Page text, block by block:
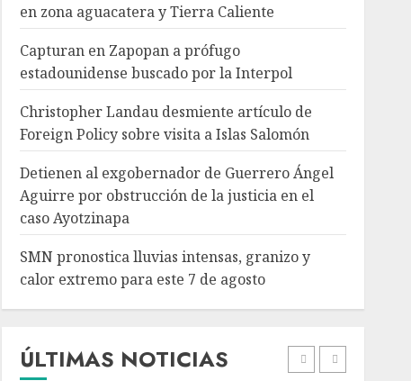
en zona aguacatera y Tierra Caliente
Capturan en Zapopan a prófugo
estadounidense buscado por la Interpol
Christopher Landau desmiente artículo de
Foreign Policy sobre visita a Islas Salomón
Detienen al exgobernador de Guerrero Ángel
Aguirre por obstrucción de la justicia en el
caso Ayotzinapa
SMN pronostica lluvias intensas, granizo y
calor extremo para este 7 de agosto
ÚLTIMAS NOTICIAS
4
Detienen al
exgobernador de
Guerrero Ángel Aguirre
por obstrucción de la
justicia en el caso
Ayotzinapa
AGOSTO 7, 2026
5
Nacional
SMN pronostica lluvias
intensas, granizo y calor
extremo para este 7 de
AGOSTO 7, 2026
1
Nacional
Michoacán intensifica
combate a la extorsión
Tierra Caliente
AGOSTO 7, 2026